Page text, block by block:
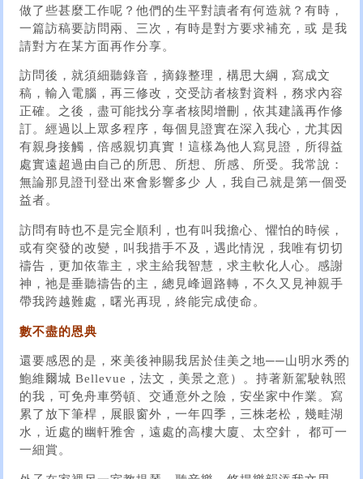
做了些甚麼工作呢？他們的生平對讀者有何造就？有時，
一篇訪稿要訪問兩、三次，有時是對方要求補充，或 是我
請對方在某方面再作分享。
訪問後，就須細聽錄音，摘錄整理，構思大綱，寫成文
稿，輸入電腦，再三修改，交受訪者核對資料，務求內容
正確。之後，盡可能找分享者核閱增刪，依其建議再作修
訂。經過以上眾多程序，每個見證實在深入我心，尤其因
有親身接觸，倍感親切真實！這樣為他人寫見證，所得益
處實遠超過由自己的所思、所想、所感、所受。我常說：
無論那見證刊登出來會影響多少 人，我自己就是第一個受
益者。
訪問有時也不是完全順利，也有叫我擔心、懼怕的時候，
或有突發的改變，叫我措手不及，遇此情況，我唯有切切
禱告，更加依靠主，求主給我智慧，求主軟化人心。感謝
神，祂是垂聽禱告的主，總見峰迴路轉，不久又見神親手
帶我跨越難處，曙光再現，終能完成使命。
數不盡的恩典
還要感恩的是，來美後神賜我居於佳美之地──山明水秀的
鮑維爾城 Bellevue，法文，美景之意）。持著新駕駛執照
的我，可免舟車勞頓、交通意外之險，安坐家中作業。寫
累了放下筆桿，展眼窗外，一年四季，三株老松，幾畦湖
水，近處的幽軒雅舍，遠處的高樓大廈、太空針， 都可一
一細賞。